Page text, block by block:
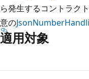
ら発生するコントラク
意の
適用対象
み